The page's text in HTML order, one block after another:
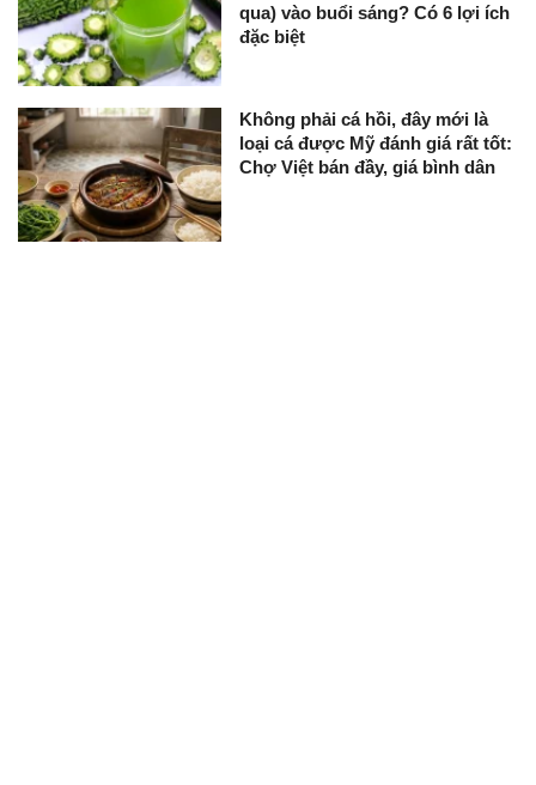
qua) vào buổi sáng? Có 6 lợi ích
đặc biệt
Không phải cá hồi, đây mới là
loại cá được Mỹ đánh giá rất tốt:
Chợ Việt bán đầy, giá bình dân